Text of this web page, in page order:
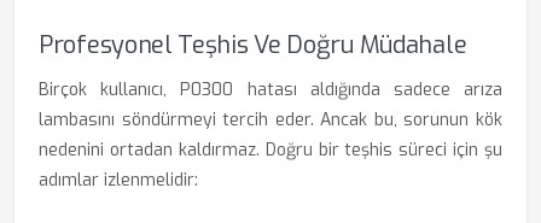
Profesyonel Teşhis Ve Doğru Müdahale
Birçok kullanıcı, P0300 hatası aldığında sadece arıza
lambasını söndürmeyi tercih eder. Ancak bu, sorunun kök
nedenini ortadan kaldırmaz. Doğru bir teşhis süreci için şu
adımlar izlenmelidir: